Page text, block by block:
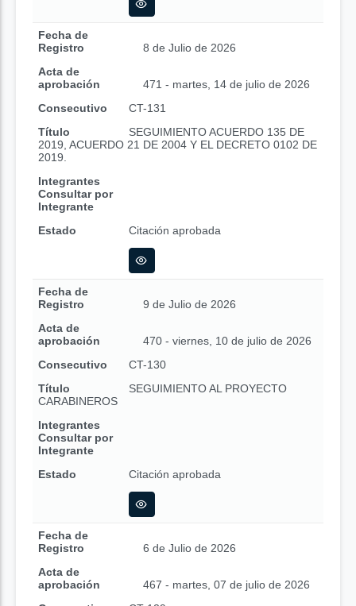
Fecha de
Registro
8 de Julio de 2026
Acta de
aprobación
471 - martes, 14 de julio de 2026
Consecutivo
CT-131
Título
SEGUIMIENTO ACUERDO 135 DE
2019, ACUERDO 21 DE 2004 Y EL DECRETO 0102 DE
2019.
Integrantes
Consultar por
Integrante
Estado
Citación aprobada
Fecha de
Registro
9 de Julio de 2026
Acta de
aprobación
470 - viernes, 10 de julio de 2026
Consecutivo
CT-130
Título
SEGUIMIENTO AL PROYECTO
CARABINEROS
Integrantes
Consultar por
Integrante
Estado
Citación aprobada
Fecha de
Registro
6 de Julio de 2026
Acta de
aprobación
467 - martes, 07 de julio de 2026